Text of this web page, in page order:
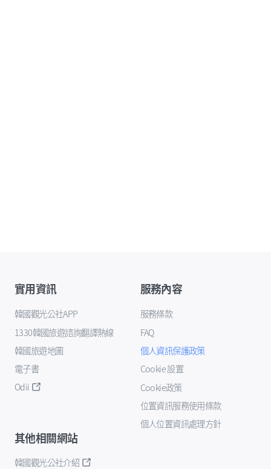
實用資訊
韓國觀光公社APP
1330韓國旅遊諮詢翻譯熱線
韓國旅遊地圖
電子書
Odii
服務內容
服務條款
FAQ
個人資訊保護政策
Cookie 設置
Cookie政策
位置資訊服務使用條款
個人位置資訊處理方針
其他相關網站
韓國觀光公社介紹